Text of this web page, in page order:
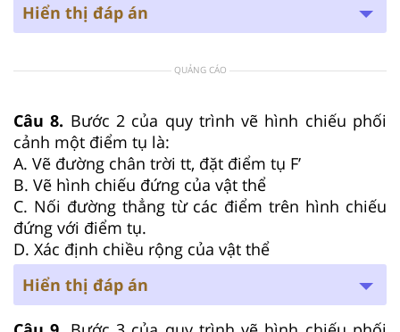
Hiển thị đáp án
QUẢNG CÁO
Câu 8. Bước 2 của quy trình vẽ hình chiếu phối
cảnh một điểm tụ là:
A. Vẽ đường chân trời tt, đặt điểm tụ F’
B. Vẽ hình chiếu đứng của vật thể
C. Nối đường thẳng từ các điểm trên hình chiếu
đứng với điểm tụ.
D. Xác định chiều rộng của vật thể
Hiển thị đáp án